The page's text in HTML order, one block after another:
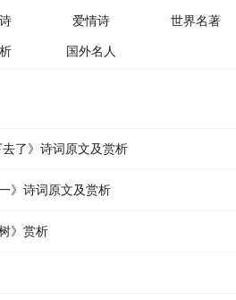
爱情诗 世界名著
国外名人
了》诗词原文及赏析
》诗词原文及赏析
》赏析